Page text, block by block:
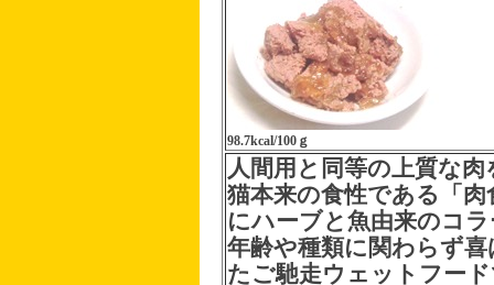
98.7kcal/100ｇ
人間用と同等の上質な
猫本来の食性である「
にハーブと魚由来のコ
年齢や種類に関わらず
たご馳走ウェットフー